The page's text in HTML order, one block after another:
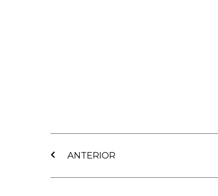
ANTERIOR